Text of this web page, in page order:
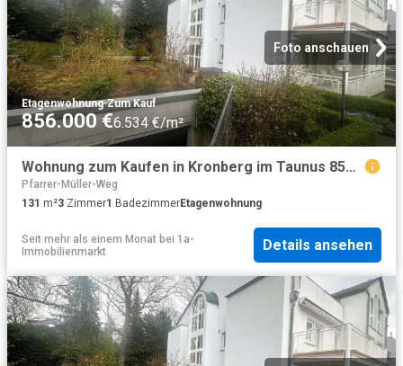
Foto anschauen
Etagenwohnung·Zum Kauf
856.000 €6.534 €/m²
Wohnung zum Kaufen in Kronberg im Taunus 856.000,00 EUR 131.03 m²
Pfarrer-Müller-Weg
131 m²3 Zimmer1 BadezimmerEtagenwohnung
Seit mehr als einem Monat bei 1a-
Immobilienmarkt
Details ansehen